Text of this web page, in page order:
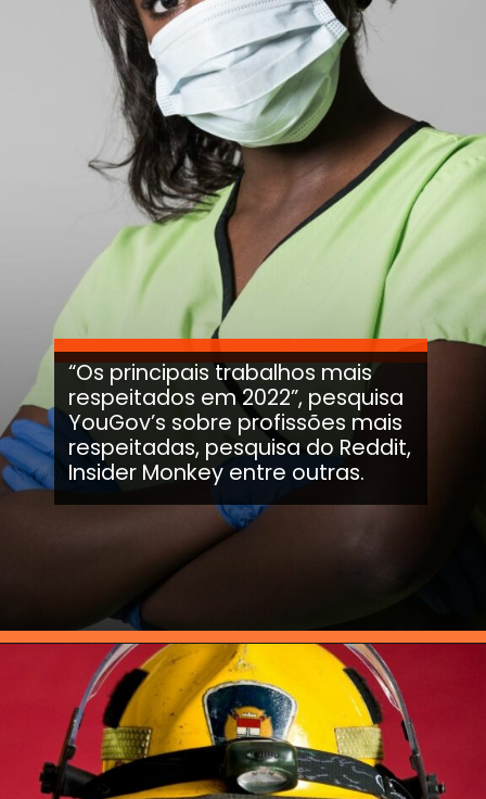
“Os principais trabalhos mais
respeitados em 2022”, pesquisa
YouGov’s sobre profissões mais
respeitadas, pesquisa do Reddit,
Insider Monkey entre outras.